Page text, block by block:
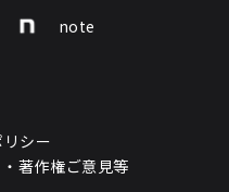
note
シー
著作権ご意見等